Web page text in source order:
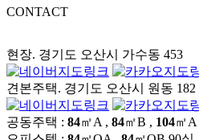
CONTACT
현장. 경기도 오산시 가수동 453
견본주택. 경기도 오산시 원동 182
공동주택 : 84㎡A , 84㎡B , 104㎡A